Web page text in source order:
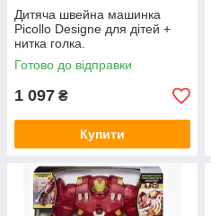
Дитяча швейна машинка
Picollo Designe для дітей +
нитка голка.
Готово до відправки
1 097 ₴
Купити